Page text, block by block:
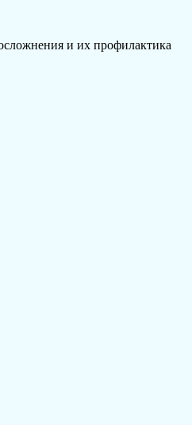
и их профилактика